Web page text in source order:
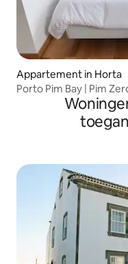
Appartement in Horta
Porto Pim Bay | Pim